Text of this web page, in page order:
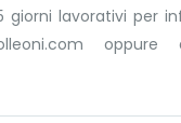
giorni lavorativi per